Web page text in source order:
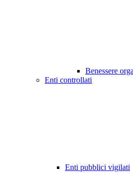
Benessere
Enti controllati
Enti pubblici vigilati